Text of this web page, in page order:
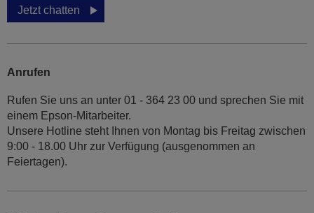
Jetzt chatten
Anrufen
Rufen Sie uns an unter 01 - 364 23 00 und sprechen Sie mit
einem Epson-Mitarbeiter.
Unsere Hotline steht Ihnen von Montag bis Freitag zwischen
9:00 - 18.00 Uhr zur Verfügung (ausgenommen an
Feiertagen).